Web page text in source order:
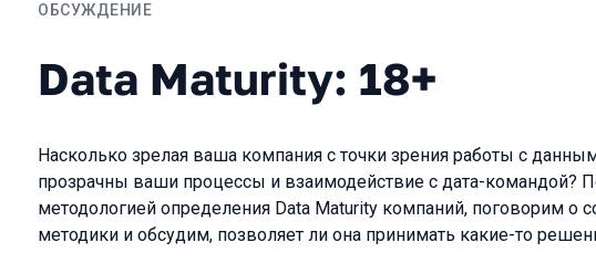
ОБСУЖДЕНИЕ
Data Maturity: 18+
Data Maturity: 18+
Насколько зрелая ваша компания с точки зрения работы с
прозрачны ваши процессы и взаимодействие с дата-командой?
методологией определения Data Maturity компаний, поговорим о
методики и обсудим, позволяет ли она принимать какие-то